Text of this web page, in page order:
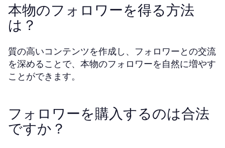
本物のフォロワーを得る方法
は？
質の高いコンテンツを作成し、フォロワーとの交流
を深めることで、本物のフォロワーを自然に増やす
ことができます。
フォロワーを購入するのは合法
ですか？